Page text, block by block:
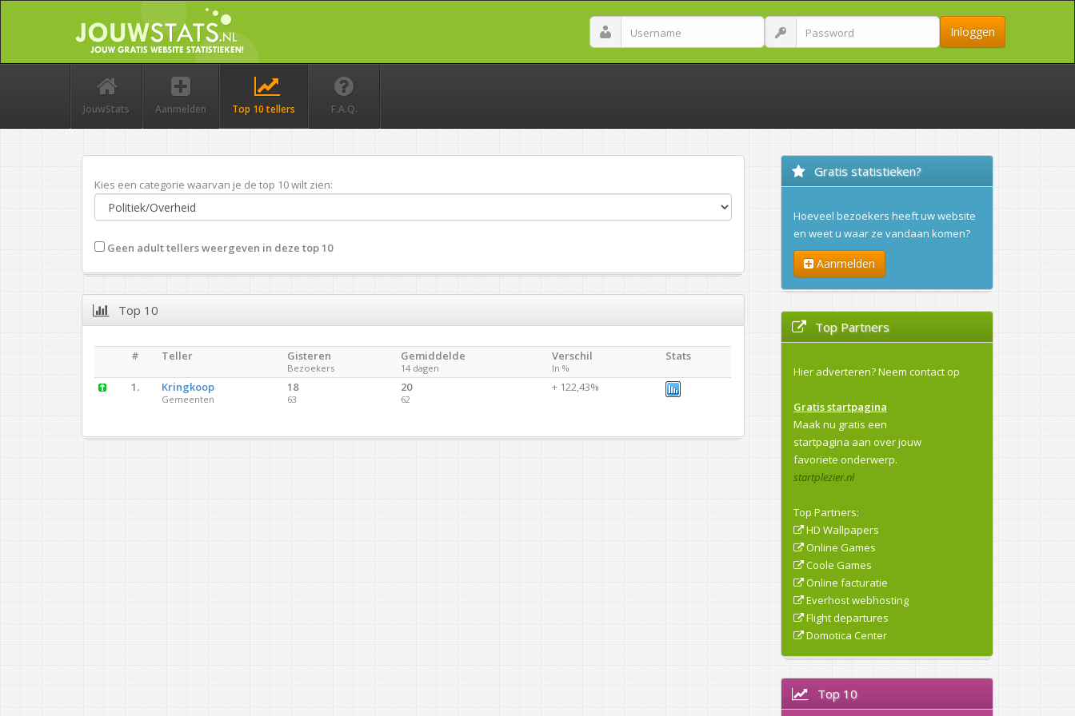
Inloggen
JouwStats Aanmelden Top 10 tellers F.A.Q.
Kies een categorie waarvan je de top 10 wilt zien:
Geen adult tellers weergeven in deze top 10
Top 10
# Teller Gisteren
Bezoekers
Gemiddelde
14 dagen
Verschil
In %
Stats
1. Kringkoop
Gemeenten
18
63
20
62
+ 122,43%
Gratis statistieken?
Hoeveel bezoekers heeft uw website
en weet u waar ze vandaan komen?
Aanmelden
Top Partners
Hier adverteren?Neem contact op
Gratis startpagina
Maak nu gratis een
startpagina aan over jouw
favoriete onderwerp.
startplezier.nl
Top Partners:
HD Wallpapers
Online Games
Coole Games
Online facturatie
Everhost webhosting
Flight departures
Domotica Center
Top 10